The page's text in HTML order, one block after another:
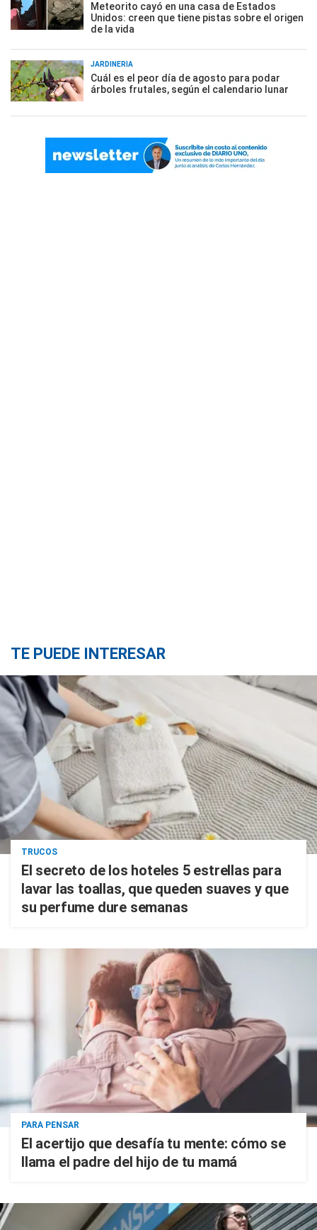
Meteorito cayó en una casa de Estados
Unidos: creen que tiene pistas sobre el origen
de la vida
JARDINERÍA
Cuál es el peor día de agosto para podar
árboles frutales, según el calendario lunar
TE PUEDE INTERESAR
TRUCOS
El secreto de los hoteles 5 estrellas para
lavar las toallas, que queden suaves y que
su perfume dure semanas
PARA PENSAR
El acertijo que desafía tu mente: cómo se
llama el padre del hijo de tu mamá